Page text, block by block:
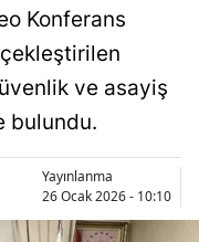
Aydın
Balıkesir
Bingöl
Bitlis
Konferans
ve asayiş
bulundu.
Yayınlanma
26 Ocak 2026 - 10:10